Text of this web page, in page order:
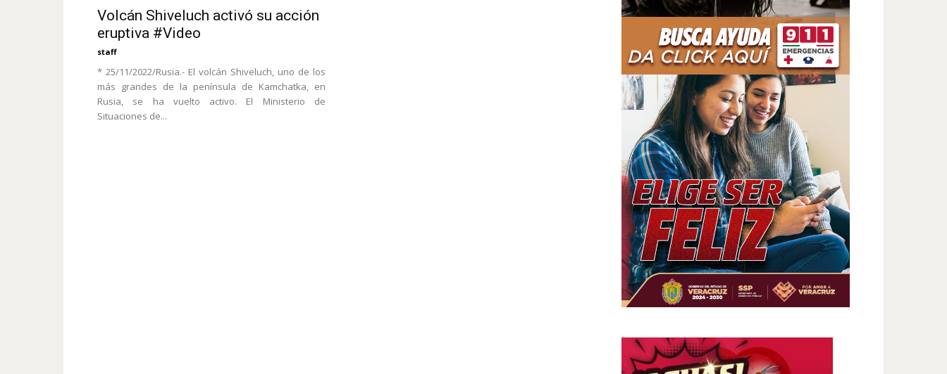
Volcán Shiveluch activó su acción
eruptiva #Video
staff
* 25/11/2022/Rusia.- El volcán Shiveluch, uno de los
más grandes de la península de Kamchatka, en
Rusia, se ha vuelto activo. El Ministerio de
Situaciones de...